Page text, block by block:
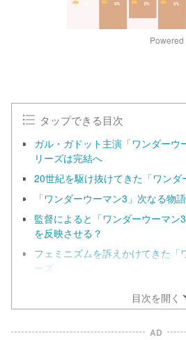
Powered
タップできる目次
ガル・ガドット主演「ワンダーウ
リーズは完結へ
20世紀を駆け抜けてきた「ワン
「ワンダーウーマン3」次なる物
監督によると「ワンダーウーマン
を反映させる？
フェミニズムを訴えかけてきた「
ーズ
目次を開く
AD